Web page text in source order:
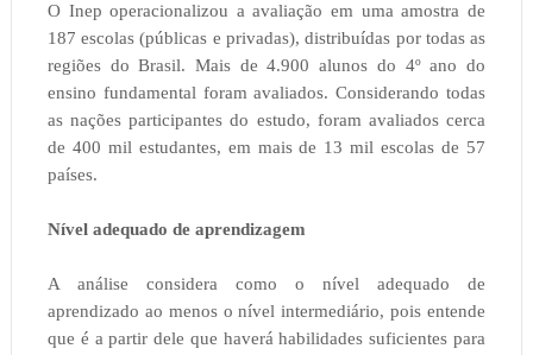
O Inep operacionalizou a avaliação em uma amostra de
187 escolas (públicas e privadas), distribuídas por todas as
regiões do Brasil. Mais de 4.900 alunos do 4º ano do
ensino fundamental foram avaliados. Considerando todas
as nações participantes do estudo, foram avaliados cerca
de 400 mil estudantes, em mais de 13 mil escolas de 57
países.
Nível adequado de aprendizagem
A análise considera como o nível adequado de
aprendizado ao menos o nível intermediário, pois entende
que é a partir dele que haverá habilidades suficientes para